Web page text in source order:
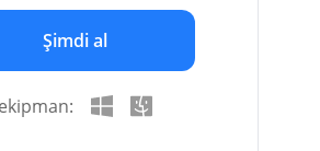
Şimdi al
ekipman: